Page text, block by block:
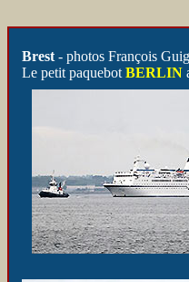
Brest - photos François
Le petit paquebot BERLIN